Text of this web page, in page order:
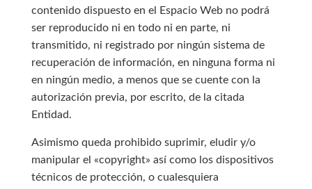
contenido dispuesto en el Espacio Web no podrá
ser reproducido ni en todo ni en parte, ni
transmitido, ni registrado por ningún sistema de
recuperación de información, en ninguna forma ni
en ningún medio, a menos que se cuente con la
autorización previa, por escrito, de la citada
Entidad.
Asimismo queda prohibido suprimir, eludir y/o
manipular el «copyright» así como los dispositivos
técnicos de protección, o cualesquiera